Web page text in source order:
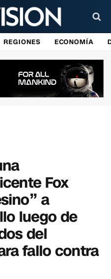
REGIONES ECONOMÍA
Fox
a
luego de
del
fallo contra